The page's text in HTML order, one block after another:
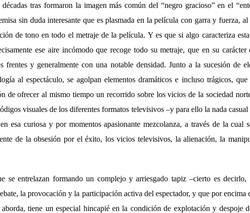
décadas tras formaron la imagen más común del “negro gracioso” en el
sin duda interesante que es plasmada en la película con garra y fuerza,
de tono en todo el metraje de la película. Y es que si algo caracteriza
ese aire incómodo que recoge todo su metraje, que en su carácter
frentes y generalmente con una notable densidad. Junto a la sucesión de
al espectáculo, se agolpan elementos dramáticos e incluso trágicos, que
de ofrecer al mismo tiempo un recorrido sobre los vicios de la sociedad
visuales de los diferentes formatos televisivos –y para ello la nada casual
esa curiosa y por momentos apasionante mezcolanza, a través de la cual
de la obsesión por el éxito, los vicios televisivos, la alienación, la
se entrelazan formando un complejo y arriesgado tapiz –cierto es decirlo,
la provocación y la participación activa del espectador, y que por encima
tiene un especial hincapié en la condición de explotación y despoje